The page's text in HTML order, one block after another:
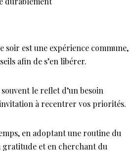
soir est une expérience commune,
afin de s’en libérer.
souvent le reflet d’un besoin
invitation à recentrer vos priorités.
en adoptant une routine du
et en cherchant du